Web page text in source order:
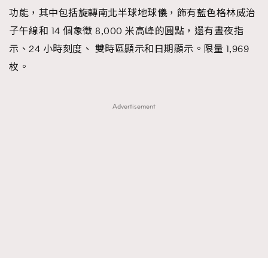
功能，其中包括旋轉南北半球地球儀，飾有藍色格林威治
子午線和 14 個象徵 8,000 米高峰的圓點，還有晝夜指
示、24 小時刻度、 雙時區顯示和日期顯示。限量 1,969
枚。
Advertisement